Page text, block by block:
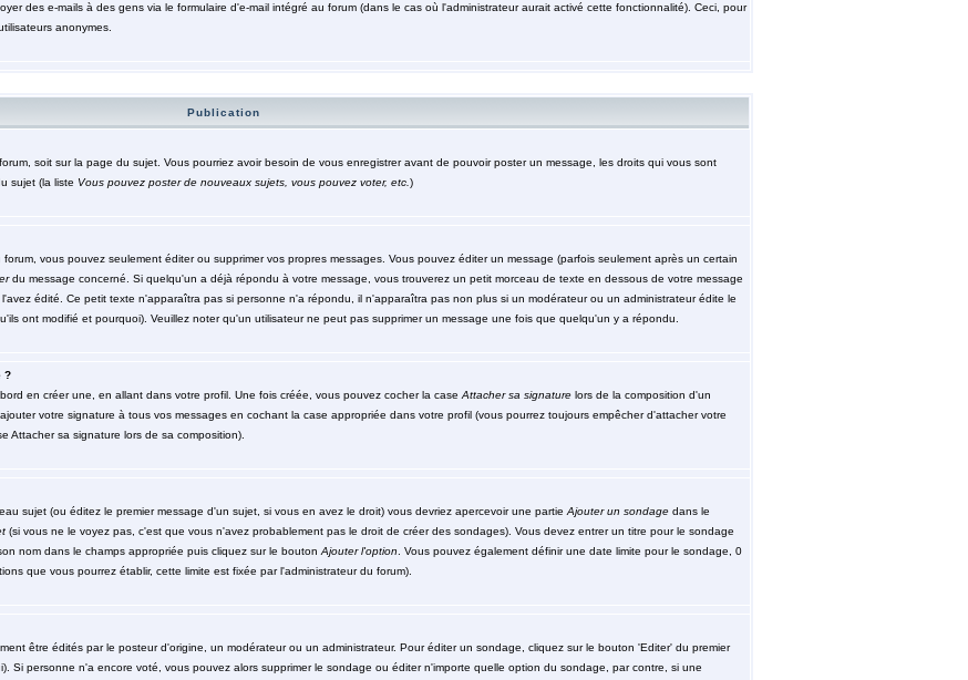
des e-mails à des gens via le formulaire d'e-mail intégré au forum (dans le cas où l'administrateur aurait activé cette fonctionnalité). Ceci, pour
anonymes.
Publication
soit sur la page du sujet. Vous pourriez avoir besoin de vous enregistrer avant de pouvoir poster un message, les droits qui vous sont
sujet (la liste Vous pouvez poster de nouveaux sujets, vous pouvez voter, etc. )
vous pouvez seulement éditer ou supprimer vos propres messages. Vous pouvez éditer un message (parfois seulement après un certain
du message concerné. Si quelqu'un a déjà répondu à votre message, vous trouverez un petit morceau de texte en dessous de votre message
édité. Ce petit texte n'apparaîtra pas si personne n'a répondu, il n'apparaîtra pas non plus si un modérateur ou un administrateur édite le
ont modifié et pourquoi). Veuillez noter qu'un utilisateur ne peut pas supprimer un message une fois que quelqu'un y a répondu.
?
en créer une, en allant dans votre profil. Une fois créée, vous pouvez cocher la case Attacher sa signaturelors de la composition d'un
votre signature à tous vos messages en cochant la case appropriée dans votre profil (vous pourrez toujours empêcher d'attacher votre
Attacher sa signature lors de sa composition).
sujet (ou éditez le premier message d'un sujet, si vous en avez le droit) vous devriez apercevoir une partie Ajouter un sondagedans le
(si vous ne le voyez pas, c'est que vous n'avez probablement pas le droit de créer des sondages). Vous devez entrer un titre pour le sondage
nom dans le champs appropriée puis cliquez sur le bouton Ajouter l'option . Vous pouvez également définir une date limite pour le sondage, 0
que vous pourrez établir, cette limite est fixée par l'administrateur du forum).
être édités par le posteur d'origine, un modérateur ou un administrateur. Pour éditer un sondage, cliquez sur le bouton 'Editer' du premier
Si personne n'a encore voté, vous pouvez alors supprimer le sondage ou éditer n'importe quelle option du sondage, par contre, si une